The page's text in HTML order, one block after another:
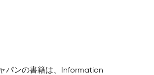
パンの書籍は、Information